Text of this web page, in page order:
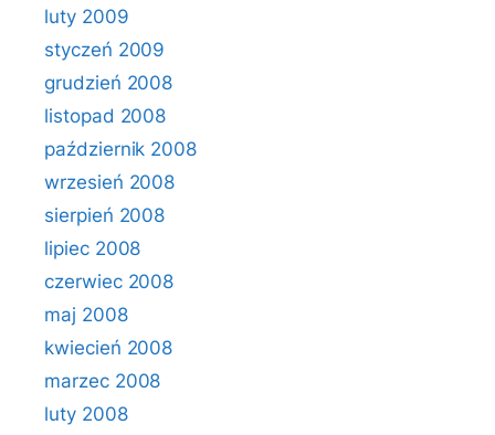
luty 2009
styczeń 2009
grudzień 2008
listopad 2008
październik 2008
wrzesień 2008
sierpień 2008
lipiec 2008
czerwiec 2008
maj 2008
kwiecień 2008
marzec 2008
luty 2008